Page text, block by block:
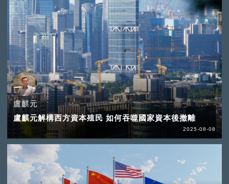
盧麒元
盧麒元解構西方資本殖民 如何吞噬國家資本後撤離
2025-08-08